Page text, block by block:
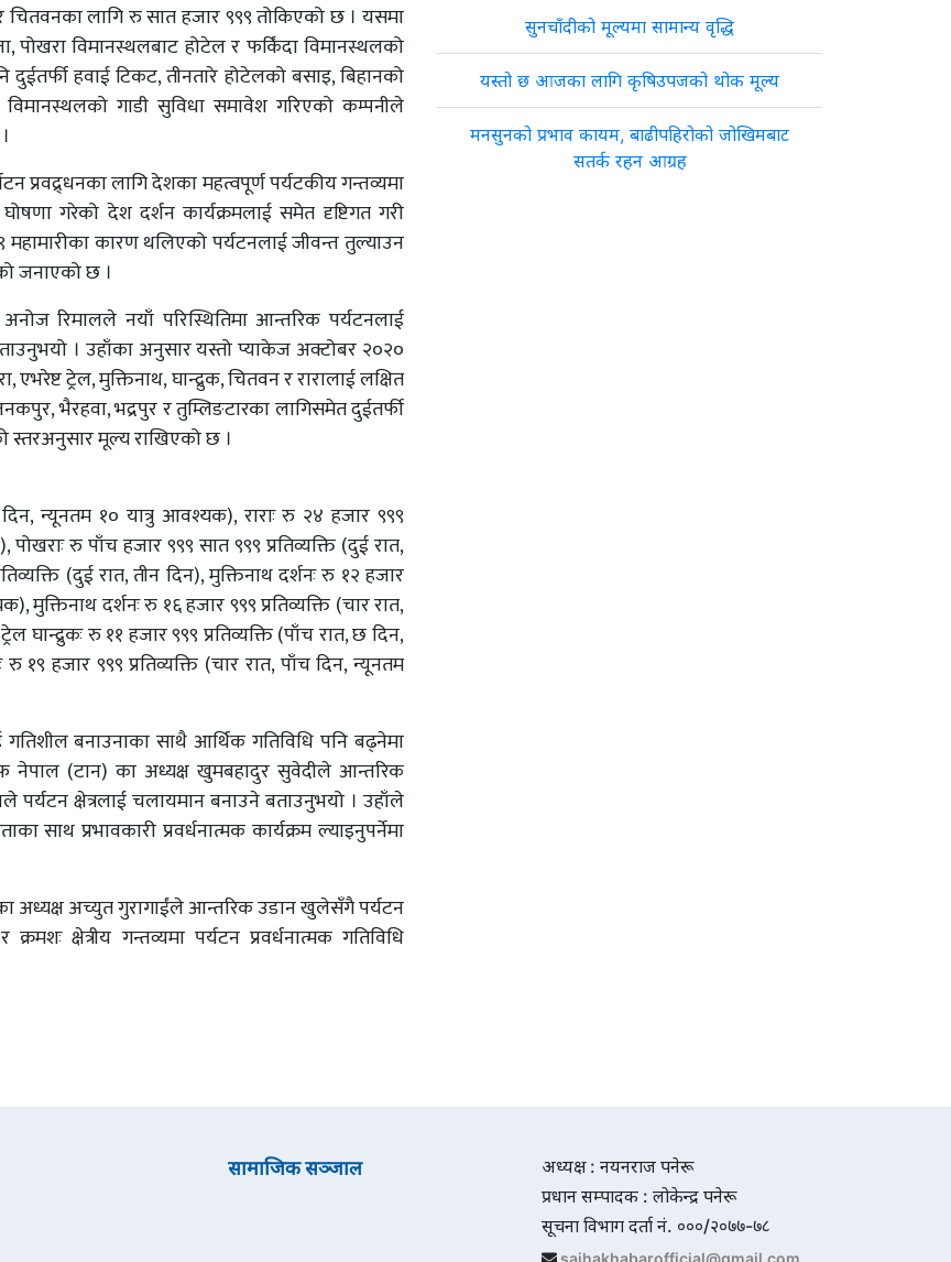
चितवनका लागि रु सात हजार ९९९ तोकिएको छ । यसमा
पोखरा विमानस्थलबाट होटेल र फर्किंदा विमानस्थलको
हवाई टिकट, तीनतारे होटेलको बसाइ, बिहानको
गाडी सुविधा समावेश गरिएको कम्पनीले
प्रवद्र्धनका लागि देशका महत्वपूर्ण पर्यटकीय गन्तव्यमा
गरेको देश दर्शन कार्यक्रमलाई समेत दृष्टिगत गरी
कारण थलिएको पर्यटनलाई जीवन्त तुल्याउन
जनाएको छ ।
रिमालले नयाँ परिस्थितिमा आन्तरिक पर्यटनलाई
। उहाँका अनुसार यस्तो प्याकेज अक्टोबर २०२०
ट्रेल, मुक्तिनाथ, घान्द्रुक, चितवन र रारालाई लक्षित
भैरहवा, भद्रपुर र तुम्लिङटारका लागिसमेत दुईतर्फी
स्तरअनुसार मूल्य राखिएको छ ।
दिन, न्यूनतम १० यात्रु आवश्यक), राराः रु २४ हजार ९९९
रु पाँच हजार ९९९ सात ९९९ प्रतिव्यक्ति (दुई रात,
(दुई रात, तीन दिन), मुक्तिनाथ दर्शनः रु १२ हजार
मुक्तिनाथ दर्शनः रु १६ हजार ९९९ प्रतिव्यक्ति (चार रात,
रु ११ हजार ९९९ प्रतिव्यक्ति (पाँच रात, छ दिन,
१९ हजार ९९९ प्रतिव्यक्ति (चार रात, पाँच दिन, न्यूनतम
बनाउनाका साथै आर्थिक गतिविधि पनि बढ्नेमा
(टान) का अध्यक्ष खुमबहादुर सुवेदीले आन्तरिक
पर्यटन क्षेत्रलाई चलायमान बनाउने बताउनुभयो । उहाँले
साथ प्रभावकारी प्रवर्धनात्मक कार्यक्रम ल्याइनुपर्नेमा
अध्यक्ष अच्युत गुरागाईंले आन्तरिक उडान खुलेसँगै पर्यटन
क्षेत्रीय गन्तव्यमा पर्यटन प्रवर्धनात्मक गतिविधि
सुनचाँदीको मूल्यमा सामान्य वृद्धि
यस्तो छ आजका लागि कृषिउपजको थोक मूल्य
मनसुनको प्रभाव कायम, बाढीपहिरोको जोखिमबाट
सतर्क रहन आग्रह
सामाजिक सञ्जाल
अध्यक्ष : नयनराज पनेरू
प्रधान सम्पादक : लोकेन्द्र पनेरू
सूचना विभाग दर्ता नं. ०००/२०७७-७८
sajhakhabarofficial@gmail.com